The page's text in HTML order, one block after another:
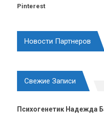
Pinterest
Новости Партнеров
Свежие Записи
Психогенетик Надежда